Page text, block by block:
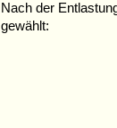
Nach der
gewählt: